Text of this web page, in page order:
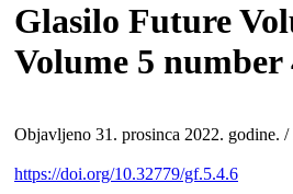
Glasilo Future
Volume 5 number
Objavljeno 31. prosinca 2022. godine.
https://doi.org/10.32779/gf.5.4.6